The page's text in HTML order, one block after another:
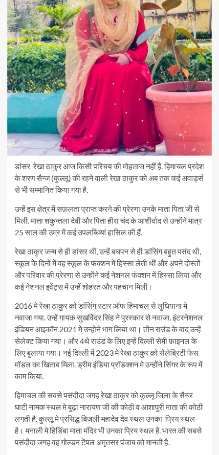
डांसर रेखा ठाकुर आज किसी परिचय की मोहताज नहीं हैं. हिमाचल प्रदेश
के शरण सैन्ज (कुल्लू) की रहने वाली रेखा ठाकुर को अब तक कई अवार्ड्स
से भी सम्मानित किया गया है.
उन्हें इस क्षेत्र में सफ़लता प्राप्त करने की प्रेरणा उनके माता पिता जी से
मिली. माता शकुन्तला देवी और पिता हीरा चंद के आशीर्वाद से उन्होंने मात्र
25 साल की उम्र में कई उपलब्धियां हासिल की हैं.
रेखा ठाकुर जन्म से ही डांसर थीं, उन्हें बचपन से ही डांसिंग बहुत पसंद थी,
स्कूल के दिनों में वह स्कूल के फंक्शन में हिस्सा लेती थीं और अपने दोस्तों
और परिवार की प्रेरणा से उन्होंने कई नेशनल फंक्शन में हिस्सा लिया और
कई नेशनल इवेंट्स में उन्हें शोहरत और पहचान मिली।
2016 मे रेखा ठाकुर को डांसिंग स्टार ऑफ हिमाचल से लुधियाना मे
नवाजा गया. उन्हें गायक सुखविंदर सिंह ने पुरस्कार से नवाजा. इंटरनेशनल
इंडियन आइकॉन 2021 मे उन्होने भाग लिया था। तीन राउंड के बाद उन्हें
सेलेक्ट किया गया। और 4थे राउंड के लिए इन्हें दिल्ली सेमी फ़ाइनल के
लिए बुलाया गया। नई दिल्ली में 2023 मे रेखा ठाकुर को सेलेब्रिटी फेस
मॉडल का खिताब मिला. ड्रीम इंडिया प्रॉडक्शन मे उन्होेंने सिंगर के रूप में
काम किया.
हिमाचल की सबसे पसंदीदा जगह रेखा ठाकुर को कुल्लू जिला के सैन्ज
घाटी नामक स्थल मे बुढ़ा नारायण जी की कोठी व आशापुरी माता की कोठी
लगती है. कुल्लू मे प्रसिद्ध बिजली महादेव देव स्थल उनका प्रिय स्थल
है। मनाली मे हिडिंबा माता मंदिर भी उनका प्रिय स्थल है. भारत की सबसे
पसंदीदा जगह वह गोल्डन टेंपल अमृतसर पंजाब को मानती है.